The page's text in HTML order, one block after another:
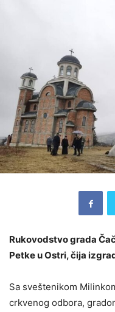
Rukovodstvo grada
Petke u Ostri, čija
Sa sveštenikom
crkvenog odbora,